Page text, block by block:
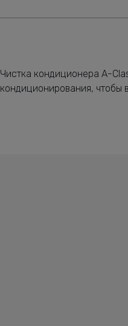
Чистка кондиционера A-
кондиционирования, чтобы